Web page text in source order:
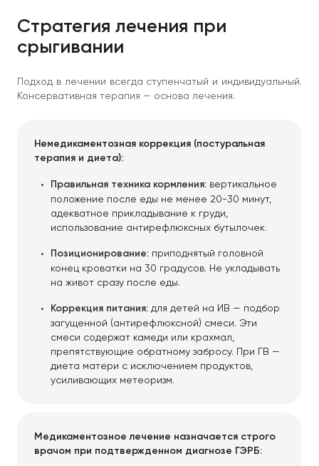
Стратегия лечения при
срыгивании
Подход в лечении всегда ступенчатый и индивидуальный.
Консервативная терапия — основа лечения.
Немедикаментозная коррекция (постуральная
терапия и диета):
Правильная техника кормления: вертикальное
положение после еды не менее 20-30 минут,
адекватное прикладывание к груди,
использование антирефлюксных бутылочек.
Позиционирование: приподнятый головной
конец кроватки на 30 градусов. Не укладывать
на живот сразу после еды.
Коррекция питания: для детей на ИВ — подбор
загущенной (антирефлюксной) смеси. Эти
смеси содержат камеди или крахмал,
препятствующие обратному забросу. При ГВ —
диета матери с исключением продуктов,
усиливающих метеоризм.
Медикаментозное лечение назначается строго
врачом при подтвержденном диагнозе ГЭРБ: